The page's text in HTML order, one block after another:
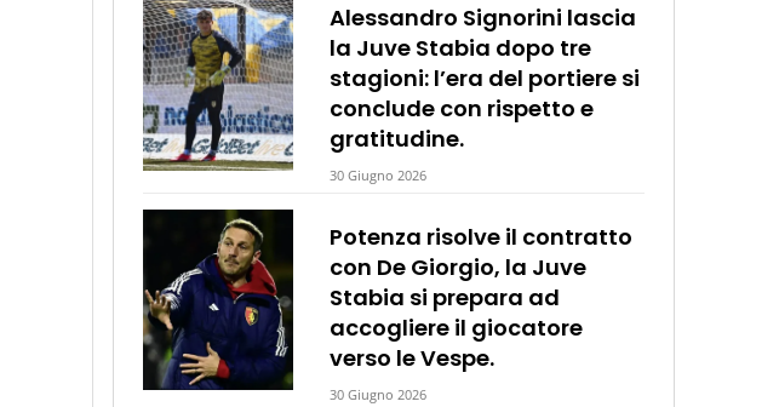
Alessandro Signorini lascia
la Juve Stabia dopo tre
stagioni: l’era del portiere si
conclude con rispetto e
gratitudine.
30 Giugno 2026
Potenza risolve il contratto
con De Giorgio, la Juve
Stabia si prepara ad
accogliere il giocatore
verso le Vespe.
30 Giugno 2026